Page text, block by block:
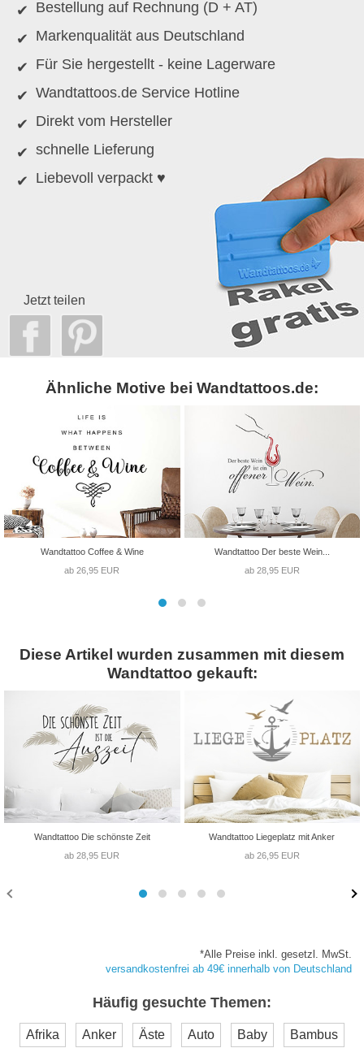
Bestellung auf Rechnung (D + AT)
Markenqualität aus Deutschland
Für Sie hergestellt - keine Lagerware
Wandtattoos.de Service Hotline
Direkt vom Hersteller
schnelle Lieferung
Liebevoll verpackt ♥
Jetzt teilen
Ähnliche Motive bei Wandtattoos.de:
Wandtattoo Coffee & Wine
ab 26,95 EUR
Wandtattoo Der beste Wein...
ab 28,95 EUR
Diese Artikel wurden zusammen mit diesem
Wandtattoo gekauft:
Wandtattoo Die schönste Zeit
ab 28,95 EUR
Wandtattoo Liegeplatz mit Anker
ab 26,95 EUR
*Alle Preise inkl. gesetzl. MwSt.
versandkostenfrei ab 49€ innerhalb von Deutschland
Häufig gesuchte Themen:
Afrika Anker Äste Auto Baby Bambus